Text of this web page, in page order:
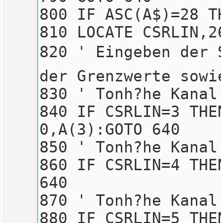
800 IF ASC(A$)=28
810 LOCATE
820 ' Eingeben
der Grenzwerte
830 '
840 IF CSRLIN=3
0,A(3):GOTO 640
850 '
860 IF CSRLIN=4
640
870 '
880 IF CSRLIN=5